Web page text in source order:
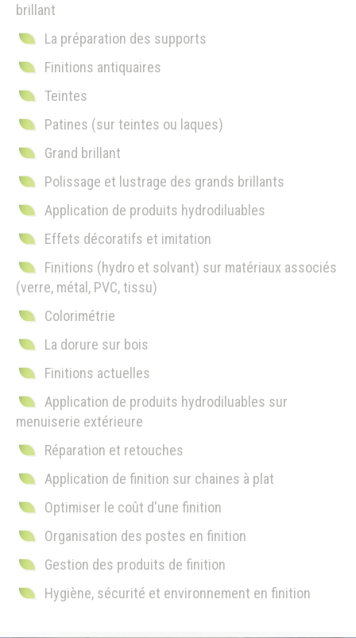
brillant
La préparation des supports
Finitions antiquaires
Teintes
Patines (sur teintes ou laques)
Grand brillant
Polissage et lustrage des grands brillants
Application de produits hydrodiluables
Effets décoratifs et imitation
Finitions (hydro et solvant) sur matériaux associés
(verre, métal, PVC, tissu)
Colorimétrie
La dorure sur bois
Finitions actuelles
Application de produits hydrodiluables sur
menuiserie extérieure
Réparation et retouches
Application de finition sur chaines à plat
Optimiser le coût d'une finition
Organisation des postes en finition
Gestion des produits de finition
Hygiène, sécurité et environnement en finition